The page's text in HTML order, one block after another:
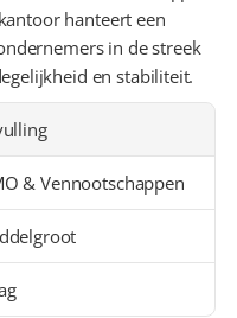
hanteert een
in de streek
en stabiliteit.
& Vennootschappen